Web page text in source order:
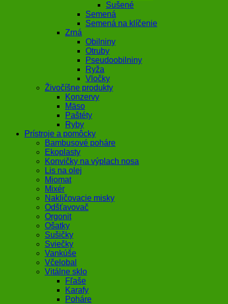
Sušené
Semená
Semená na klíčenie
Zrná
Obilniny
Otruby
Pseudoobilniny
Ryža
Vločky
Živočíšne produkty
Konzervy
Mäso
Paštéty
Ryby
Prístroje a pomôcky
Bambusové poháre
Ekoplasty
Konvičky na výplach nosa
Lis na olej
Miomat
Mixér
Nakličovacie misky
Odšťavovač
Orgonit
Ošatky
Sušičky
Sviečky
Vankúše
Včelobal
Vitálne sklo
Fľaše
Karafy
Poháre